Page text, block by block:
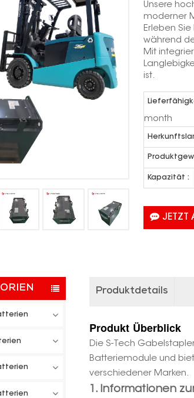
Unsere
moderner
Erleben
während
Mit
ist.
month
Kapazität :
JETZT
Produktdetails
Produkt Überblick
Die S-Tech
Batteriemodule und
verschiedener Marken.
1. Informationen